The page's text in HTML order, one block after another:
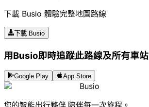
下載 Busio 體驗完整地圖路線
下載 Busio
用Busio即時追蹤此路線及所有車站
Google Play App Store
Busio